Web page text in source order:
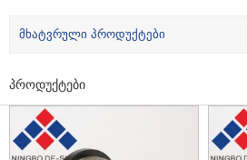
მხატვრული პროდუქტები
პროდუქტები